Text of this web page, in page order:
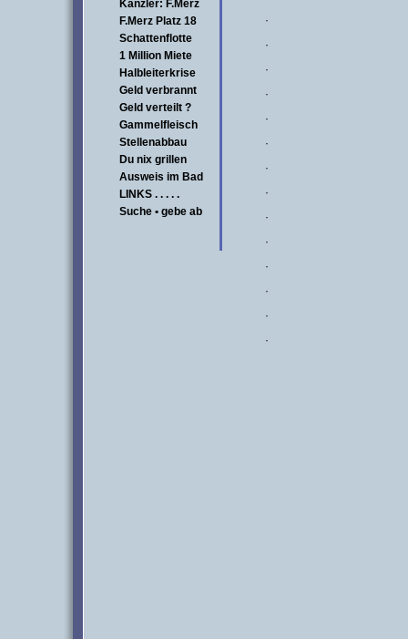
Kanzler: F.Merz
F.Merz Platz 18
Schattenflotte
1 Million Miete
Halbleiterkrise
Geld verbrannt
Geld verteilt ?
Gammelfleisch
Stellenabbau
Du nix grillen
Ausweis im Bad
LINKS . . . . .
Suche • gebe ab
·
·
·
·
·
·
·
·
·
·
·
·
·
·